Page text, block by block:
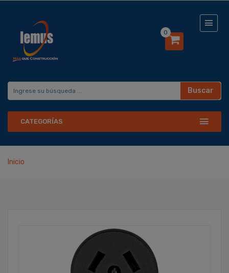
0
Buscar
CATEGORÍAS
Inicio